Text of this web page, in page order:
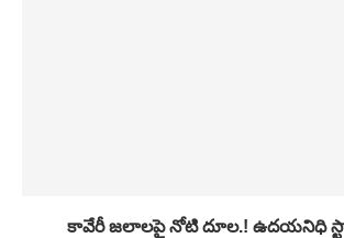
కావేరీ జలాలపై నోటి దూల.! ఉదయనిధి